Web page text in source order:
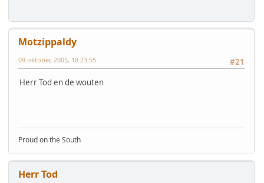
Motzippaldy
#21
09 oktober, 2005, 18:23:55
Herr Tod en de wouten
Proud on the South
Herr Tod